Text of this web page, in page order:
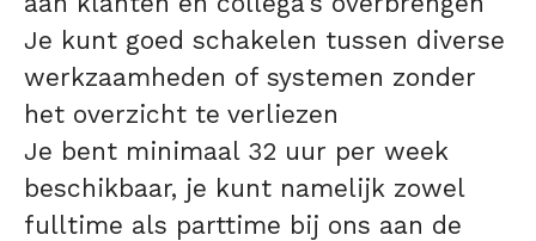
Je kunt goed schakelen tussen diverse
werkzaamheden of systemen zonder
het overzicht te verliezen
Je bent minimaal 32 uur per week
beschikbaar, je kunt namelijk zowel
fulltime als parttime bij ons aan de